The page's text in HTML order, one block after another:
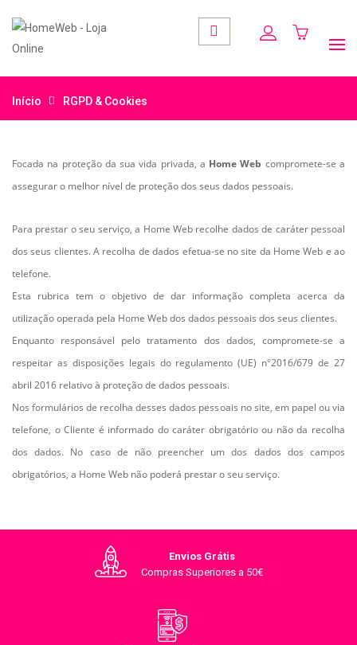
Início RGPD & Cookies
Focada na proteção da sua vida privada, a Home Web compromete-se a
assegurar o melhor nível de proteção dos seus dados pessoais.
Para prestar o seu serviço, a Home Web recolhe dados de caráter pessoal
dos seus clientes.A recolha de dados efetua-se no site da Home Web e ao
telefone.
Esta rubrica tem o objetivo de dar informação completa acerca da
utilização operada pela Home Web dos dados pessoais dos seus clientes.
Enquanto responsável pelo tratamento dos dados, compromete-se a
respeitar as disposições legais do regulamento (UE) n°2016/679 de 27
abril 2016 relativo à proteção de dados pessoais.
Nos formulários de recolha desses dados pessoais no site, em papel ou via
telefone, o Cliente é informado do caráter obrigatório ou não da recolha
dos dados. No caso de não preencher um dos dados dos campos
obrigatórios, a Home Web não poderá prestar o seu serviço.
Envios Grátis
Compras Superiores a 50€